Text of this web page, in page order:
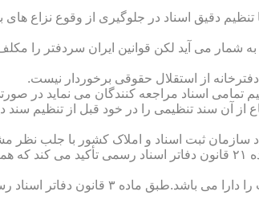
دقیق اسناد در جلوگیری از وقوع نزاع
شمار می آید لکن قوانین ایران سردفتر را
از استقلال حقوقی برخوردار نیست.
تمامی اسناد مراجعه کنندگان می نماید در
از آن سند تنظیمی را در خود قبل از تنظیم سند
سازمان ثبت اسناد و املاک کشور با جلب نظر
سردفتران و دفتریاران تعیین شده و سردفتر نامیده می شود. ماده ۲۱ قانون دفاتر اسناد
دفتریار :دفتریار سمت معاونت دفترخانه و نمایندگی سازمان ثبت را